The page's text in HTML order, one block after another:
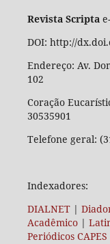
Revista Scripta
DOI: http://
Endereço: Av.
102
Coração
30535901
Telefone geral:
Indexadores:
DIALNET|
Acadêmico|
Periódicos CAPES